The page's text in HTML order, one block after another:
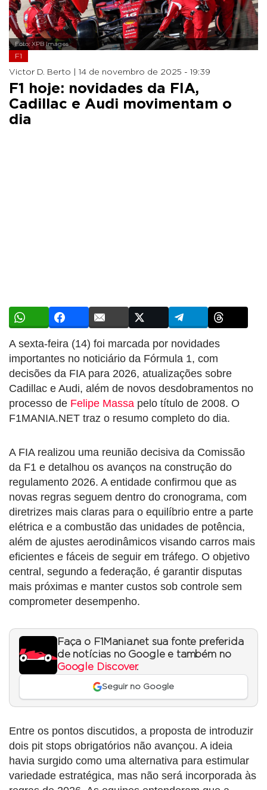
Foto: XPB Images
F1
Victor D. Berto | 14 de novembro de 2025 - 19:39
F1 hoje: novidades da FIA,
Cadillac e Audi movimentam o
dia
A sexta-feira (14) foi marcada por novidades
importantes no noticiário da Fórmula 1, com
decisões da FIA para 2026, atualizações sobre
Cadillac e Audi, além de novos desdobramentos no
processo de Felipe Massa pelo título de 2008. O
F1MANIA.NET traz o resumo completo do dia.
A FIA realizou uma reunião decisiva da Comissão
da F1 e detalhou os avanços na construção do
regulamento 2026. A entidade confirmou que as
novas regras seguem dentro do cronograma, com
diretrizes mais claras para o equilíbrio entre a parte
elétrica e a combustão das unidades de potência,
além de ajustes aerodinâmicos visando carros mais
eficientes e fáceis de seguir em tráfego. O objetivo
central, segundo a federação, é garantir disputas
mais próximas e manter custos sob controle sem
comprometer desempenho.
Faça o F1Mania.net sua fonte preferida
de notícias no Google e também no
Google Discover.
Seguir no Google
Entre os pontos discutidos, a proposta de introduzir
dois pit stops obrigatórios não avançou. A ideia
havia surgido como uma alternativa para estimular
variedade estratégica, mas não será incorporada às